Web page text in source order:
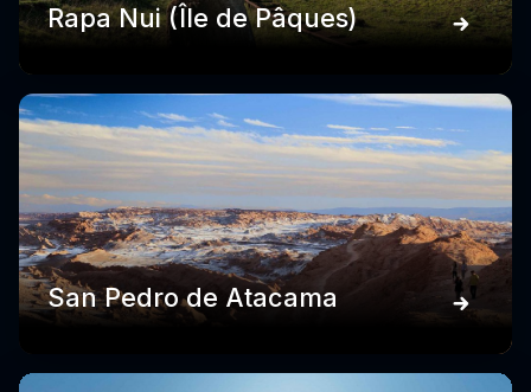
Rapa Nui (Île de Pâques)
San Pedro de Atacama